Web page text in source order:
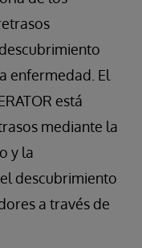
enfermedad. El
está
mediante la
y la
descubrimiento
a través de